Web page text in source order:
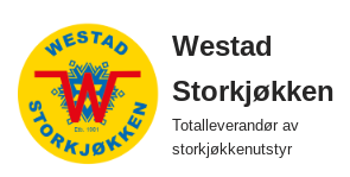
Hopp
til
innholdet
Westad
Storkjøkken
Totalleverandør av
storkjøkkenutstyr